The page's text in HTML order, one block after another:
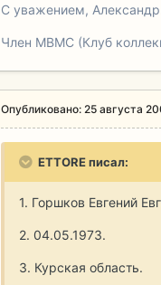
С уважением,
Член МВМС (Клуб
Опубликовано: 25 августа
ETTORE писал:
1. Горшков Евгений
2. 04.05.1973.
3. Курская область.